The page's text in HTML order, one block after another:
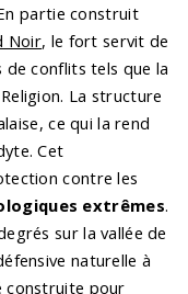
partie construit
Noir, le fort servit de
conflits tels que la
La structure
ce qui la rend
Cet
contre les
extrêmes.
sur la vallée de
naturelle à
construite pour